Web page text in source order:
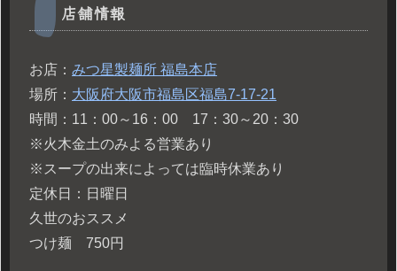
店舗情報
お店： みつ星製麺所 福島本店
場所： 大阪府大阪市福島区福島7-17-21
時間：11：00～16：00 17：30～20：30
※火木金土のみよる営業あり
※スープの出来によっては臨時休業あり
定休日：日曜日
久世のおススメ
つけ麺 750円